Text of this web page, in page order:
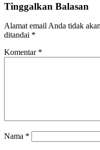
Tinggalkan Balasan
Alamat email Anda tidak
ditandai *
Komentar *
Nama *